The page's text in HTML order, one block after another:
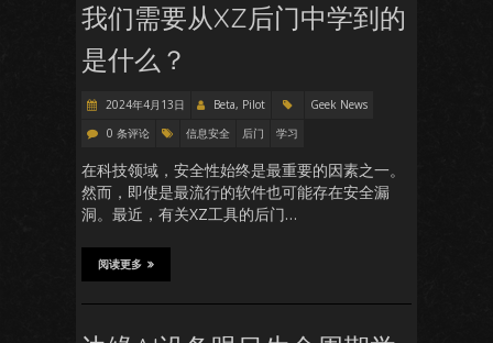
我们需要从XZ后门中学到的
是什么？
2024年4月13日 Beta, Pilot
Geek News
0 条评论
信息安全 后门 学习
在科技领域，安全性始终是最重要的因素之一。
然而，即使是最流行的软件也可能存在安全漏
洞。最近，有关XZ工具的后门…
阅读更多